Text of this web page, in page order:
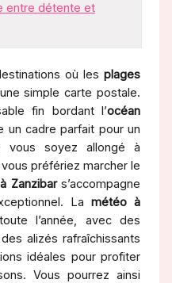
entre détente et
où lesplages
simple carte postale.
fin bordant l’océan
un cadre parfait pour un
vous soyez allongé à
vous préfériez marcher le
Zanzibars’accompagne
Lamétéo à
l’année, avec des
alizés rafraîchissants
idéales pour profiter
Vous pourrez ainsi